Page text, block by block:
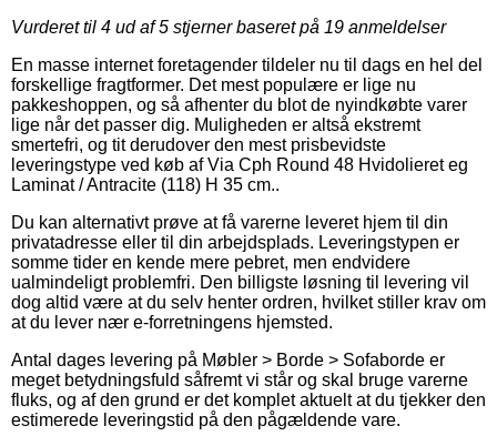
Vurderet til 4 ud af 5 stjerner baseret på 19 anmeldelser
En masse internet foretagender tildeler nu til dags en hel del
forskellige fragtformer. Det mest populære er lige nu
pakkeshoppen, og så afhenter du blot de nyindkøbte varer
lige når det passer dig. Muligheden er altså ekstremt
smertefri, og tit derudover den mest prisbevidste
leveringstype ved køb af Via Cph Round 48 Hvidolieret eg
Laminat / Antracite (118) H 35 cm..
Du kan alternativt prøve at få varerne leveret hjem til din
privatadresse eller til din arbejdsplads. Leveringstypen er
somme tider en kende mere pebret, men endvidere
ualmindeligt problemfri. Den billigste løsning til levering vil
dog altid være at du selv henter ordren, hvilket stiller krav om
at du lever nær e-forretningens hjemsted.
Antal dages levering på Møbler > Borde > Sofaborde er
meget betydningsfuld såfremt vi står og skal bruge varerne
fluks, og af den grund er det komplet aktuelt at du tjekker den
estimerede leveringstid på den pågældende vare.